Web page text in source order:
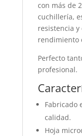
con más de
cuchillería,
resistencia
rendimiento
Perfecto
profesional.
Fabricado
calidad.
Hoja